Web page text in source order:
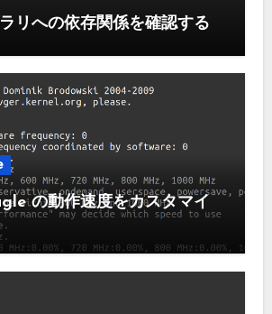
リへの依存関係を確認する
の動作速度をカスタマイ